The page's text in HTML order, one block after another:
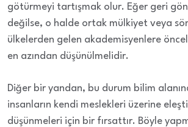
götürmeyi tartışmak olur. Eğer geri
değilse, o halde ortak mülkiyet veya
ülkelerden gelen akademisyenlere
en azından düşünülmelidir.
Diğer bir yandan, bu durum bilim
insanların kendi meslekleri üzerine
düşünmeleri için bir fırsattır. Böyle